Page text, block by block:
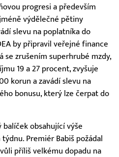
progresi a především
výdělečné pětiny
slevu na poplatníka do
by připravil veřejné finance
se zrušením superhrubé mzdy,
19 a 27 procent, zvyšuje
korun a zavádí slevu na
bonusu, který lze čerpat do
balíček obsahující výše
Premiér Babiš požádal
příliš velkému dopadu na